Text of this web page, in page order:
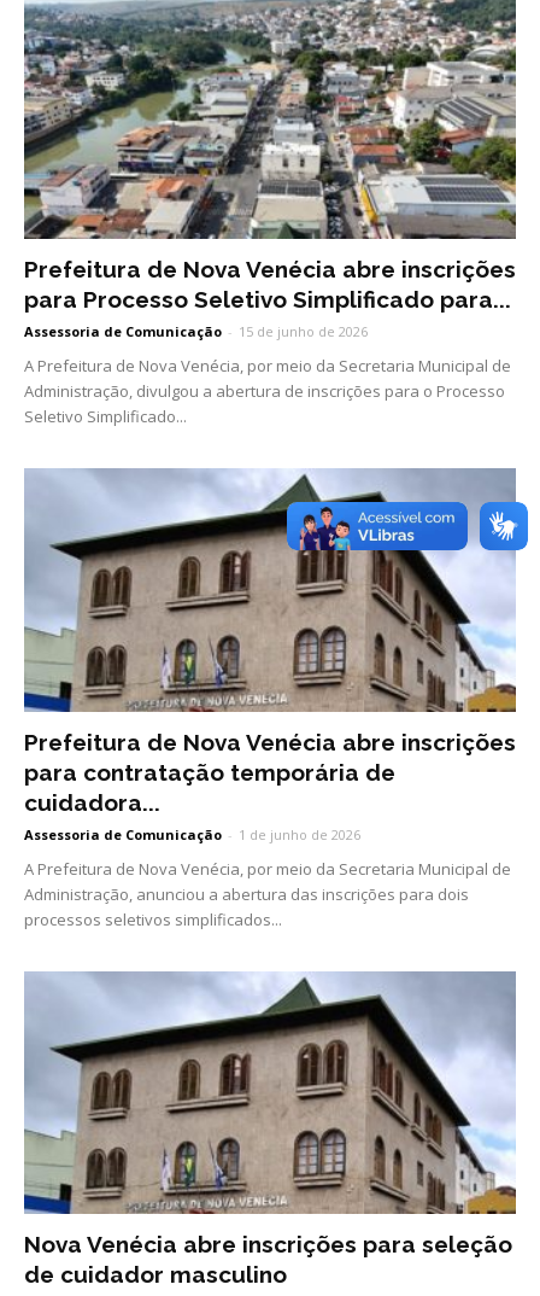
Prefeitura de Nova Venécia abre inscrições
para Processo Seletivo Simplificado para...
Assessoria de Comunicação - 15 de junho de 2026
A Prefeitura de Nova Venécia, por meio da Secretaria Municipal de
Administração, divulgou a abertura de inscrições para o Processo
Seletivo Simplificado...
Prefeitura de Nova Venécia abre inscrições
para contratação temporária de
cuidadora...
Assessoria de Comunicação - 1 de junho de 2026
A Prefeitura de Nova Venécia, por meio da Secretaria Municipal de
Administração, anunciou a abertura das inscrições para dois
processos seletivos simplificados...
Nova Venécia abre inscrições para seleção
de cuidador masculino